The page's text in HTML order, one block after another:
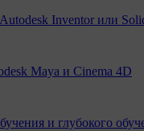
Inventor или
Maya и Cinema 4D
и глубокого